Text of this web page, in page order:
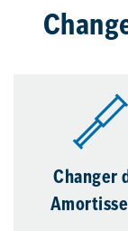
Changer